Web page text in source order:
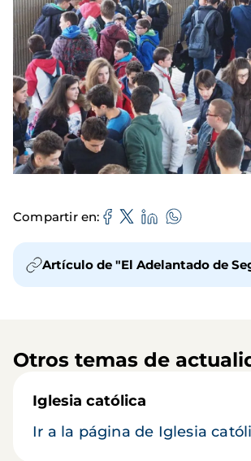
Compartir en
Artículo de "El Adelantado de
Otros temas de
Iglesia católica
Ir a la página de Iglesia